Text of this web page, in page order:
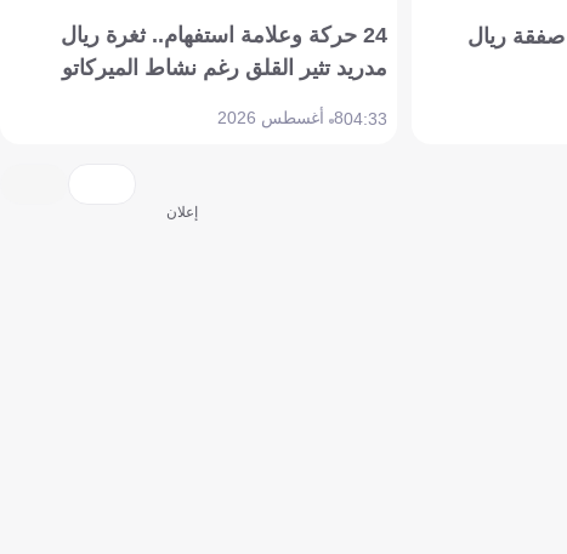
صفقة ريال
24 حركة وعلامة استفهام.. ثغرة ريال
مدريد تثير القلق رغم نشاط الميركاتو
04:338 أغسطس 2026
إعلان